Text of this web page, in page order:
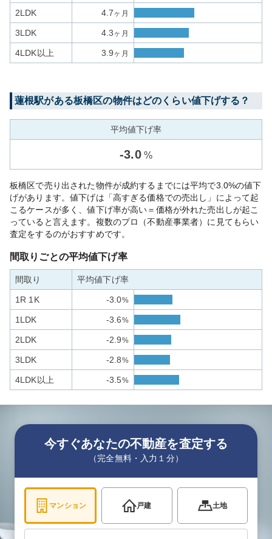
2LDK 4.7ヶ月
3LDK 4.3ヶ月
4LDK以上 3.9ヶ月
蓮根駅がある板橋区の物件はどのくらい値下げする？
平均値下げ率
-3.0 %
板橋区で売り出された物件が成約するまでには平均で3.0%の値下
げがあります。値下げは「高すぎる価格での売出し」によって起
こるケースが多く、値下げ率が高い＝価格が外れた売出しが起こ
っていると言えます。複数のプロ（不動産事業者）に見てもらい
査定をするのがおすすめです。
間取りごとの平均値下げ率
間取り 平均値下げ率
1R 1K -3.0%
1LDK -3.6%
2LDK -2.9%
3LDK -2.8%
4LDK以上 -3.5%
今すぐあなたの不動産を査定する
（完全無料・入力１分）
マンション 戸建 土地